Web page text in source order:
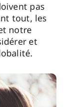
pas
tout, les
notre
et